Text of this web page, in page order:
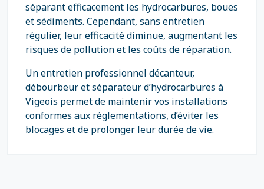
séparant efficacement les hydrocarbures, boues
et sédiments. Cependant, sans entretien
régulier, leur efficacité diminue, augmentant les
risques de pollution et les coûts de réparation.
Un entretien professionnel décanteur,
débourbeur et séparateur d’hydrocarbures à
Vigeois permet de maintenir vos installations
conformes aux réglementations, d’éviter les
blocages et de prolonger leur durée de vie.